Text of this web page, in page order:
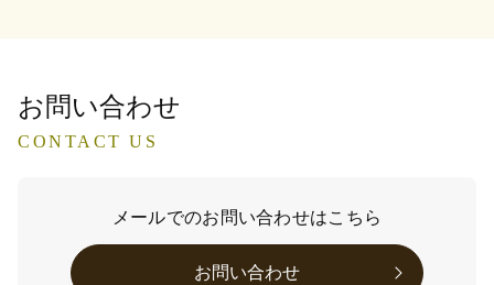
お問い合わせ
CONTACT US
メールでのお問い合わせはこちら
お問い合わせ